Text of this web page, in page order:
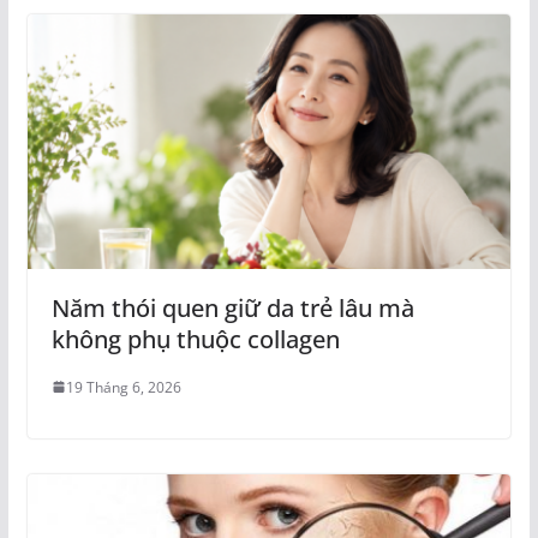
Năm thói quen giữ da trẻ lâu mà
không phụ thuộc collagen
19 Tháng 6, 2026